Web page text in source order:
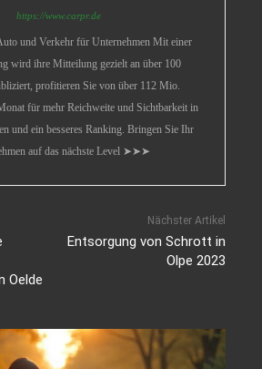
https://www.carpr.de
und Verkehr für Unternehmen Mit einer
wird ihre Mitteilung gezielt an über 100
profitieren Sie von über 112 Mio.
für mehr Reichweite und Sichtbarkeit in
und ein besseres Ranking. Bringen Sie Ihr
auf das nächste Level ➤➤➤
Oelde
Nächster Artikel
Entsorgung von Schrott in
Olpe 2023